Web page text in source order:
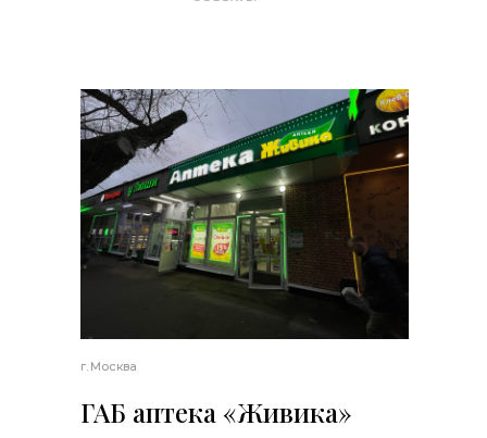
ГАБ аптека «Живика»
г. Москва